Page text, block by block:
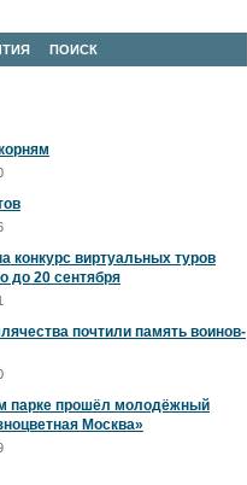
ПОИСК
конкурс виртуальных туров
до 20 сентября
почтили память воинов-
парке прошёл молодёжный
Москва»